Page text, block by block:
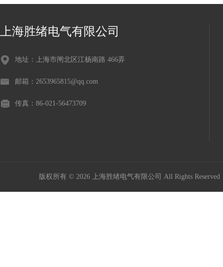
上海胜绪电气有限公司
地址：上海市闸北区江杨南路 466弄
邮箱：2653965815@qq.com
传真：86-021-56473709
版权所有 © 2026 上海胜绪电气有限公司 All Rights